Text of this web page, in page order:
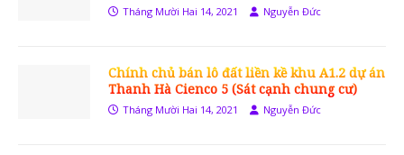
Tháng Mười Hai 14, 2021 Nguyễn Đức
Chính chủ bán lô đất liền kề khu A1.2 dự án
Thanh Hà Cienco 5 (Sát cạnh chung cư)
Tháng Mười Hai 14, 2021 Nguyễn Đức